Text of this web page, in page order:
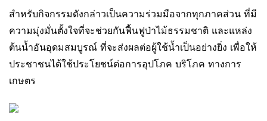
สำหรับกิจกรรมดังกล่าวเป็นความร่วมมือจากทุกภาคส่วน ที่มี
ความมุ่งมั่นตั้งใจที่จะช่วยกันฟื้นฟูป่าไม้ธรรมชาติ และแหล่ง
ต้นน้ำอันอุดมสมบูรณ์ ที่จะส่งผลต่อผู้ใช้น้ำเป็นอย่างยิ่ง เพื่อให้
ประชาชนได้ใช้ประโยชน์ต่อการอุปโภค บริโภค ทางการ
เกษตร